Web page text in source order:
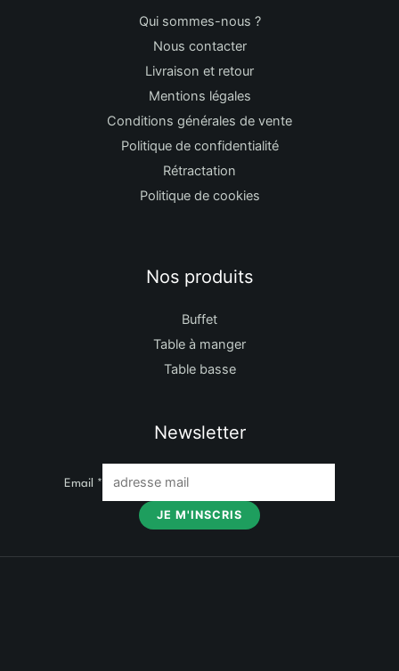
Qui sommes-nous ?
Nous contacter
Livraison et retour
Mentions légales
Conditions générales de vente
Politique de confidentialité
Rétractation
Politique de cookies
Nos produits
Buffet
Table à manger
Table basse
Newsletter
Email *
JE M'INSCRIS